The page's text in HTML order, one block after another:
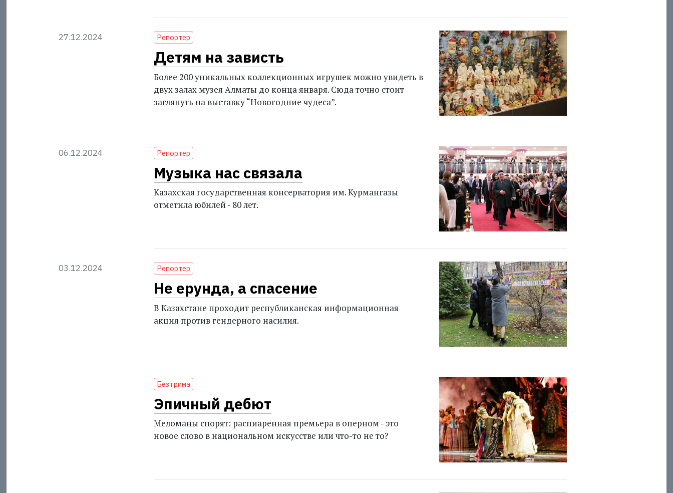
27.12.2024 Репортер
Детям на зависть
Более 200 уникальных коллекционных игрушек можно увидеть в
двух залах музея Алматы до конца января. Сюда точно стоит
заглянуть на выставку “Новогодние чудеса”.
06.12.2024 Репортер
Музыка нас связала
Казахская государственная консерватория им. Курмангазы
отметила юбилей - 80 лет.
03.12.2024 Репортер
Не ерунда, а спасение
В Казахстане проходит республиканская информационная
акция против гендерного насилия.
Без грима
Эпичный дебют
Меломаны спорят: распиаренная премьера в оперном - это
новое слово в национальном искусстве или что-то не то?